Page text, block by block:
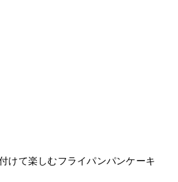
けて楽しむフライパンパンケーキ